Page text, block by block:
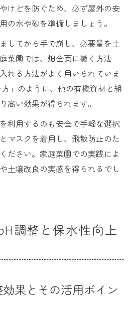
けどを防ぐため、必ず屋外の安
の水や砂を準備しましょう。
してから手で崩し、必要量を土
菜園では、畑全面に撒く方法
れる方法がよく用いられていま
」のように、他の有機資材と組
高い効果が得られます。
利用するのも安全で手軽な選択
マスクを着用し、飛散防止のた
ださい。家庭菜園での実践によ
土壌改良の実感を得られるでし
調整と保水性向上
果とその活用ポイン